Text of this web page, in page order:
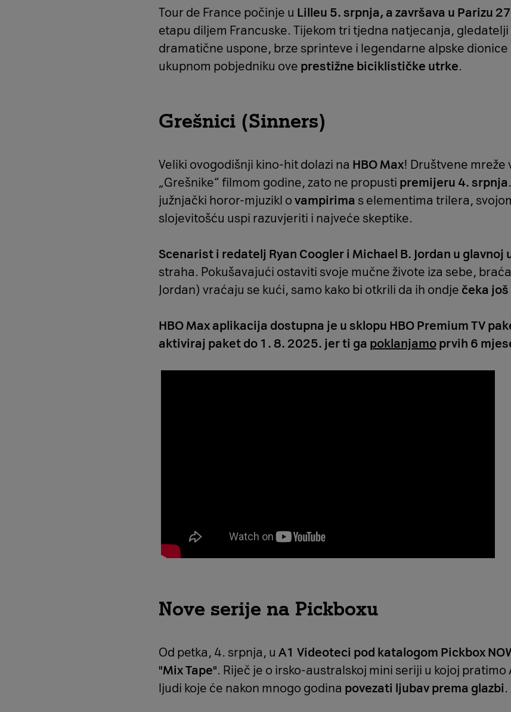
Tour de France počinje u Lilleu 5. srpnja, a završava u Parizu
etapu diljem Francuske. Tijekom tri tjedna natjecanja,
dramatične uspone, brze sprinteve i legendarne alpske dionice
ukupnom pobjedniku ove prestižne biciklističke utrke.
Grešnici (Sinners)
Veliki ovogodišnji kino-hit dolazi na HBO Max! Društvene mreže
„Grešnike“ filmom godine, zato ne propusti premijeru 4. srpnja
južnjački horor-mjuzikl o vampirima s elementima trilera,
slojevitošću uspi razuvjeriti i najveće skeptike.
Scenarist i redatelj Ryan Coogler i Michael B. Jordan u glavnoj
straha. Pokušavajući ostaviti svoje mučne živote iza sebe,
Jordan) vraćaju se kući, samo kako bi otkrili da ih ondje čeka još
HBO Max aplikacija dostupna je u sklopu HBO Premium TV
aktiviraj paket do 1. 8. 2025. jer ti ga poklanjamoprvih 6
Nove serije na Pickboxu
Od petka, 4. srpnja, u A1 Videoteci pod katalogom Pickbox
"Mix Tape". Riječ je o irsko-australskoj mini seriji u kojoj pratimo
ljudi koje će nakon mnogo godina povezati ljubav prema glazbi.